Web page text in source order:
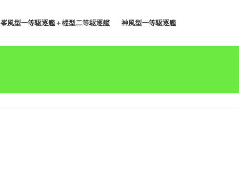
峯風型一等駆逐艦＋樅型二等駆逐艦 神風型一等駆逐艦